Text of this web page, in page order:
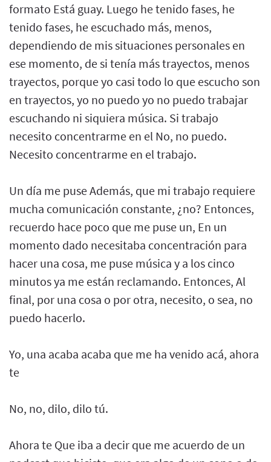
formato Está guay. Luego he tenido fases, he
tenido fases, he escuchado más, menos,
dependiendo de mis situaciones personales en
ese momento, de si tenía más trayectos, menos
trayectos, porque yo casi todo lo que escucho son
en trayectos, yo no puedo yo no puedo trabajar
escuchando ni siquiera música. Si trabajo
necesito concentrarme en el No, no puedo.
Necesito concentrarme en el trabajo.
Un día me puse Además, que mi trabajo requiere
mucha comunicación constante, ¿no? Entonces,
recuerdo hace poco que me puse un, En un
momento dado necesitaba concentración para
hacer una cosa, me puse música y a los cinco
minutos ya me están reclamando. Entonces, Al
final, por una cosa o por otra, necesito, o sea, no
puedo hacerlo.
Yo, una acaba acaba que me ha venido acá, ahora
te
No, no, dilo, dilo tú.
Ahora te Que iba a decir que me acuerdo de un